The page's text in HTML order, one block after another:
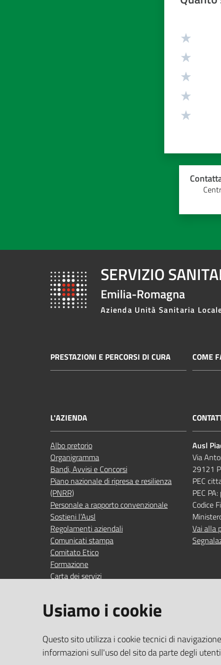
SERVIZIO
Emilia-Romagna
Azienda Unità Sanitaria
PRESTAZIONI E PERCORSI DI CURA COME
L'AZIENDA
Albo pretorio
Organigramma
Bandi, Avvisi e Concorsi
Piano nazionale di ripresa e resilienza
(PNRR)
Personale a rapporto convenzionale
Sostieni l’Ausl
Regolamenti aziendali
Comunicati stampa
Comitato Etico
Formazione
Carta dei servizi
Ausl
Via
29121
PEC
PEC PA:
Codice
Vai alla
SEGUICI SU
facebookYouTubeInstagramLinkedin
Accedi
Wi‑Fi
Usiamo i cookie
Questo sito utilizza i cookie tecnici di
informazioni sull'uso del sito da parte degli